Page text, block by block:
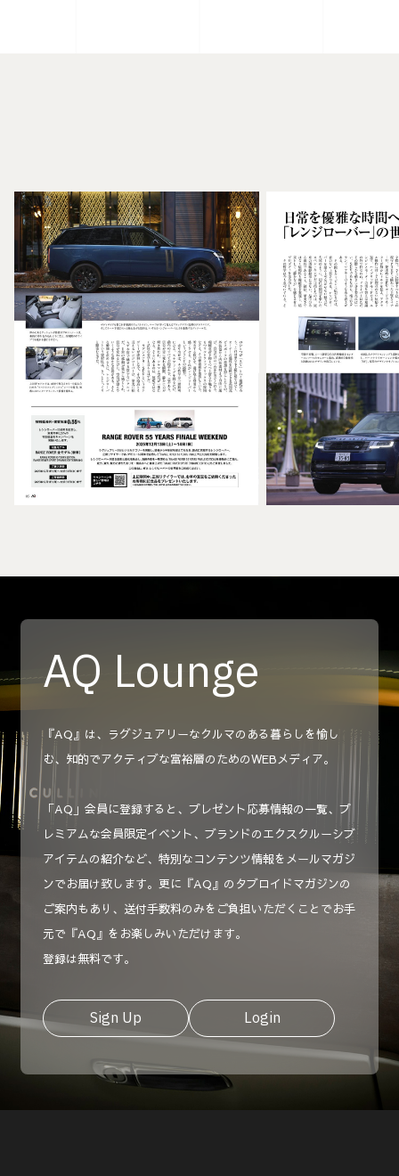
AQ Lounge
『AQ』は、ラグジュアリーなクルマのある暮らしを愉し
む、知的でアクティブな富裕層のためのWEBメディア。
「AQ」会員に登録すると、プレゼント応募情報の一覧、プ
レミアムな会員限定イベント、ブランドのエクスクルーシブ
アイテムの紹介など、特別なコンテンツ情報をメールマガジ
ンでお届け致します。更に『AQ』のタブロイドマガジンの
ご案内もあり、送付手数料のみをご負担いただくことでお手
元で『AQ』をお楽しみいただけます。
登録は無料です。
Sign Up Login